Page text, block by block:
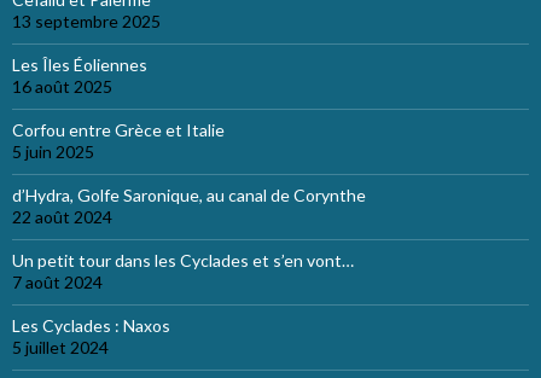
13 septembre 2025
Les Îles Éoliennes
16 août 2025
Corfou entre Grèce et Italie
5 juin 2025
d’Hydra, Golfe Saronique, au canal de Corynthe
22 août 2024
Un petit tour dans les Cyclades et s’en vont…
7 août 2024
Les Cyclades : Naxos
5 juillet 2024